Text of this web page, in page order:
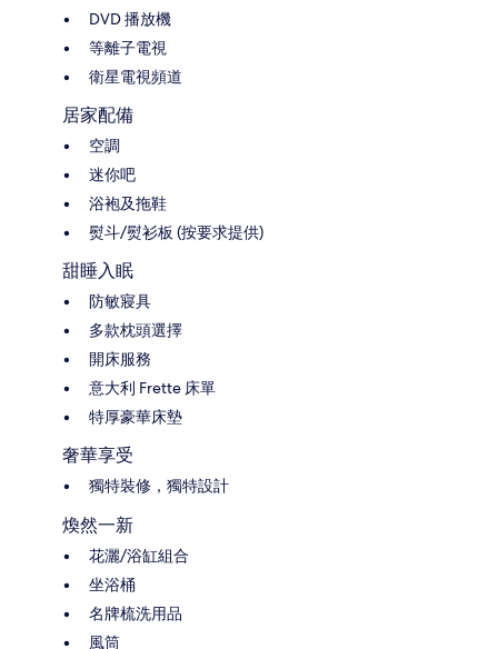
DVD 播放機
等離子電視
衛星電視頻道
居家配備
空調
迷你吧
浴袍及拖鞋
熨斗/熨衫板 (按要求提供)
甜睡入眠
防敏寢具
多款枕頭選擇
開床服務
意大利 Frette 床單
特厚豪華床墊
奢華享受
獨特裝修，獨特設計
煥然一新
花灑/浴缸組合
坐浴桶
名牌梳洗用品
風筒